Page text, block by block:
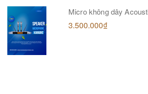
Micro không dây
3.500.000₫